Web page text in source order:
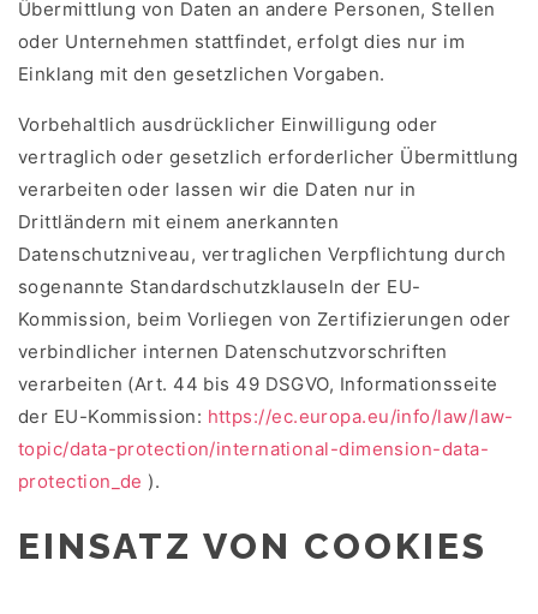
Übermittlung von Daten an andere Personen, Stellen
oder Unternehmen stattfindet, erfolgt dies nur im
Einklang mit den gesetzlichen Vorgaben.
Vorbehaltlich ausdrücklicher Einwilligung oder
vertraglich oder gesetzlich erforderlicher Übermittlung
verarbeiten oder lassen wir die Daten nur in
Drittländern mit einem anerkannten
Datenschutzniveau, vertraglichen Verpflichtung durch
sogenannte Standardschutzklauseln der EU-
Kommission, beim Vorliegen von Zertifizierungen oder
verbindlicher internen Datenschutzvorschriften
verarbeiten (Art. 44 bis 49 DSGVO, Informationsseite
der EU-Kommission: https://ec.europa.eu/info/law/law-
topic/data-protection/international-dimension-data-
protection_de ).
EINSATZ VON COOKIES